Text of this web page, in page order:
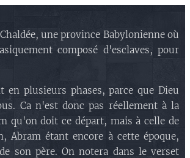
une province Babylonienne où
composé d'esclaves, pour
en plusieurs phases, parce que Dieu
Ca n'est donc pas réellement à la
qu'on doit ce départ, mais à celle de
Abram étant encore à cette époque,
son père. On notera dans le verset